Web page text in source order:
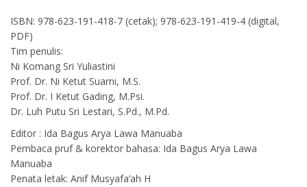
ISBN: 978-623-191-418-7 (cetak); 978-623-191-419-4 (digital,
PDF)
Tim penulis:
Ni Komang Sri Yuliastini
Prof. Dr. Ni Ketut Suarni, M.S.
Prof. Dr. I Ketut Gading, M.Psi.
Dr. Luh Putu Sri Lestari, S.Pd., M.Pd.
Editor : Ida Bagus Arya Lawa Manuaba
Pembaca pruf & korektor bahasa: Ida Bagus Arya Lawa
Manuaba
Penata letak: Anif Musyafa’ah H